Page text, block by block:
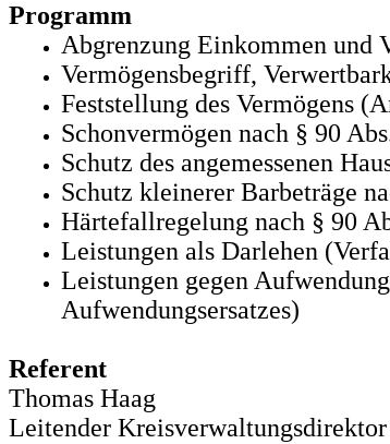
Programm
Abgrenzung Einkommen und
Vermögensbegriff,
Feststellung des Vermögens
Schonvermögen nach § 90
Schutz des angemessenen
Schutz kleinerer Barbeträge
Härtefallregelung nach § 90
Leistungen als Darlehen
Leistungen gegen
Aufwendungsersatzes)
Referent
Thomas Haag
Leitender